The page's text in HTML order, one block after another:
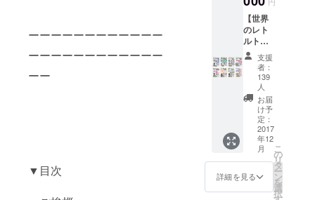
ーーーーーーーーーーーー
ーーーーーーーーーーーー
ーー
▼目次
ていた
だきま
す。 ※
ゲリラ
とは、
シェフ
本山
が、世
界のご
ちそう
博物館
工房な
どで急
遽ゲリ
ラ的に
レスト
ランを
オープ
【世界
のレト
ルトま
とめ買
い】レ
トルト
おすす
めセッ
ト豪華
版 ・完
成した
レシピ
ブック
・巻末
にお名
支援
者：
139
人
お届
け予
定：
2017
年12
月
詳細を見る
こ
の
リ
タ
ー
ン
を
選
択